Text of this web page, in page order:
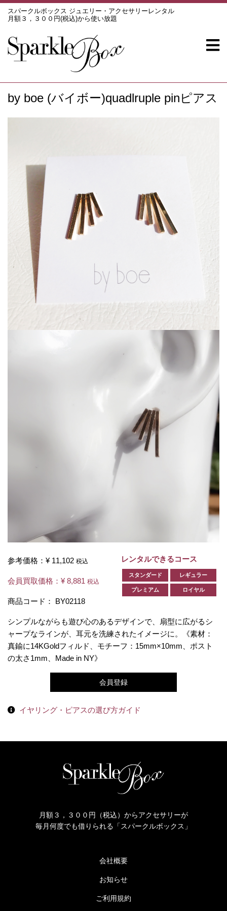
スパークルボックス ジュエリー・アクセサリーレンタル
月額３，３００円(税込)から使い放題
by boe (バイボー)quadlruple pinピアス
参考価格： ¥ 11,102 税込
会員買取価格： ¥ 8,881 税込
商品コード： BY02118
レンタルできるコース
スタンダード レギュラー
プレミアム ロイヤル
シンプルながらも遊び心のあるデザインで、扇型に広がるシ
ャープなラインが、耳元を洗練されたイメージに。《素材：
真鍮に14KGoldフィルド、モチーフ：15mm×10mm、ポスト
の太さ1mm、Made in NY》
会員登録
イヤリング・ピアスの選び方ガイド
月額３，３００円（税込）からアクセサリーが
毎月何度でも借りられる「スパークルボックス」
会社概要
お知らせ
ご利用規約